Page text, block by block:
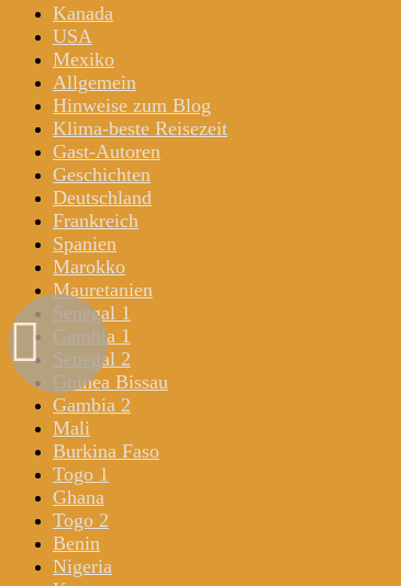
Kanada
USA
Mexiko
Allgemein
Hinweise zum Blog
Klima-beste Reisezeit
Gast-Autoren
Geschichten
Deutschland
Frankreich
Spanien
Marokko
Mauretanien
Senegal 1
Gambia 1
Senegal 2
Guinea Bissau
Gambia 2
Mali
Burkina Faso
Togo 1
Ghana
Togo 2
Benin
Nigeria